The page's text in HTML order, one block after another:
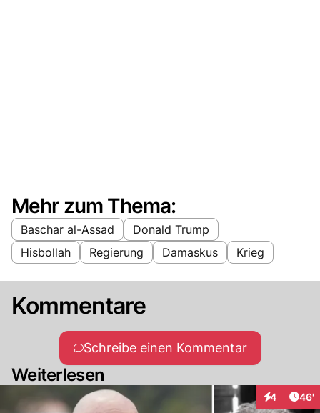
Mehr zum Thema:
Baschar al-Assad
Donald Trump
Hisbollah
Regierung Damaskus Krieg
Kommentare
Schreibe einen Kommentar
Weiterlesen
4 46'